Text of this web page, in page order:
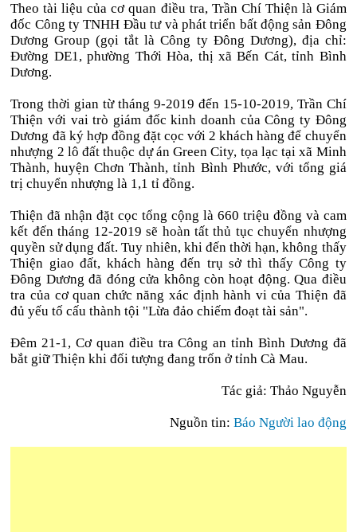
Theo tài liệu của cơ quan điều tra, Trần Chí Thiện là Giám
đốc Công ty TNHH Đầu tư và phát triển bất động sản Đông
Dương Group (gọi tắt là Công ty Đông Dương), địa chỉ:
Đường DE1, phường Thới Hòa, thị xã Bến Cát, tỉnh Bình
Dương.
Trong thời gian từ tháng 9-2019 đến 15-10-2019, Trần Chí
Thiện với vai trò giám đốc kinh doanh của Công ty Đông
Dương đã ký hợp đồng đặt cọc với 2 khách hàng để chuyển
nhượng 2 lô đất thuộc dự án Green City, tọa lạc tại xã Minh
Thành, huyện Chơn Thành, tỉnh Bình Phước, với tổng giá
trị chuyển nhượng là 1,1 tỉ đồng.
Thiện đã nhận đặt cọc tổng cộng là 660 triệu đồng và cam
kết đến tháng 12-2019 sẽ hoàn tất thủ tục chuyển nhượng
quyền sử dụng đất. Tuy nhiên, khi đến thời hạn, không thấy
Thiện giao đất, khách hàng đến trụ sở thì thấy Công ty
Đông Dương đã đóng cửa không còn hoạt động. Qua điều
tra của cơ quan chức năng xác định hành vi của Thiện đã
đủ yếu tố cấu thành tội "Lừa đảo chiếm đoạt tài sản".
Đêm 21-1, Cơ quan điều tra Công an tỉnh Bình Dương đã
bắt giữ Thiện khi đối tượng đang trốn ở tỉnh Cà Mau.
Tác giả: Thảo Nguyễn
Nguồn tin: Báo Người lao động